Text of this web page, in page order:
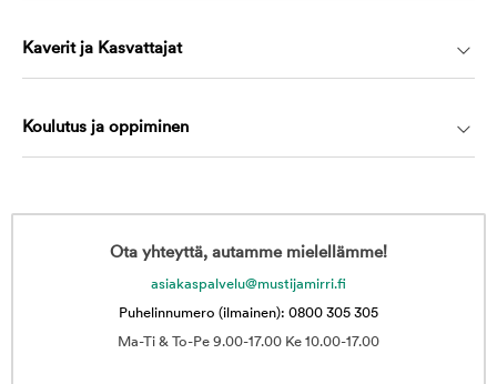
Kaverit ja Kasvattajat
Koulutus ja oppiminen
Ota yhteyttä, autamme mielellämme!
asiakaspalvelu@mustijamirri.fi
Puhelinnumero (ilmainen): 0800 305 305
Ma-Ti & To-Pe 9.00-17.00 Ke 10.00-17.00